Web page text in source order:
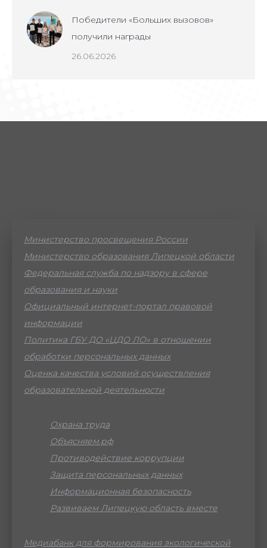
Победители «Больших вызовов»
получили награды
26.06.2026
Министерство просвещения России
Министерство образования Липецкой области
Федеральная служба по надзору в сфере
образования и науки
Официальный интернет-портал правовой
информации
Политика ГБУ ДО «ЦДО ЛО» в отношении
обработки персональных данных
Оценка качества условий осуществления
образовательной деятельности
Охрана труда
Объясняем.рф
Противодействие коррупции
Защита персональных данных
Информационная безопасность
Развиваем Липецкую область вместе
Медиабанк для формирования экологической